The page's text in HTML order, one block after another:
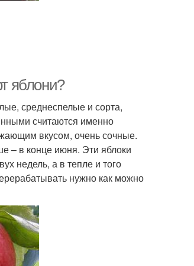
яблони?
среднеспелые и сорта,
считаются именно
вкусом, очень сочные.
– в конце июня. Эти яблоки
недель, а в тепле и того
нужно как можно